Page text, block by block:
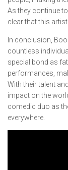
As they continue
clear that this
In conclusion,
countless
special bond as
performances,
With their talent
impact on the
comedic duo as
everywhere.